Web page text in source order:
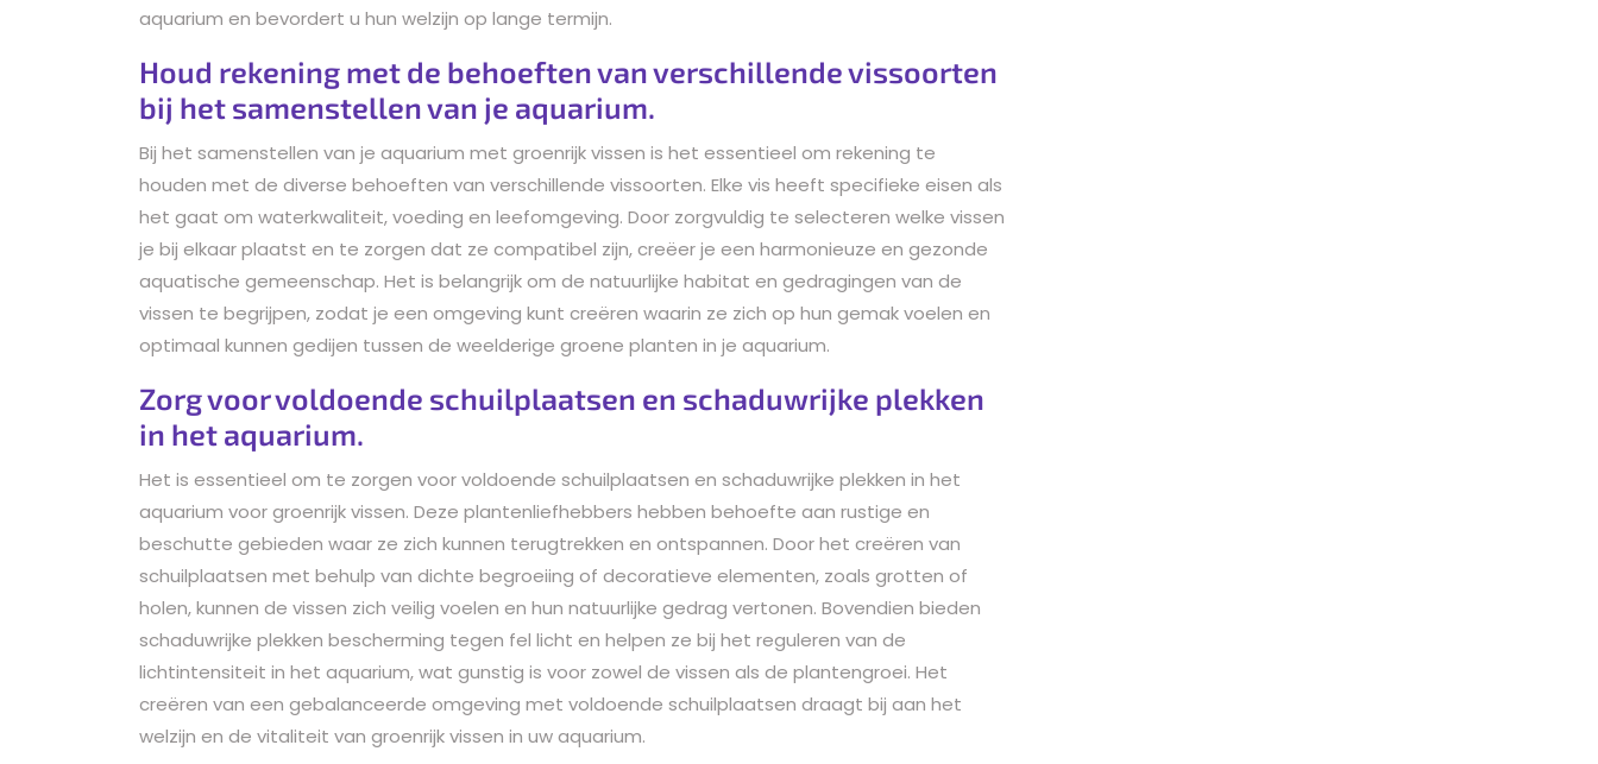
aquarium en bevordert u hun welzijn op lange termijn.
Houd rekening met de behoeften van verschillende vissoorten
bij het samenstellen van je aquarium.
Bij het samenstellen van je aquarium met groenrijk vissen is het essentieel om rekening te
houden met de diverse behoeften van verschillende vissoorten. Elke vis heeft specifieke eisen als
het gaat om waterkwaliteit, voeding en leefomgeving. Door zorgvuldig te selecteren welke vissen
je bij elkaar plaatst en te zorgen dat ze compatibel zijn, creëer je een harmonieuze en gezonde
aquatische gemeenschap. Het is belangrijk om de natuurlijke habitat en gedragingen van de
vissen te begrijpen, zodat je een omgeving kunt creëren waarin ze zich op hun gemak voelen en
optimaal kunnen gedijen tussen de weelderige groene planten in je aquarium.
Zorg voor voldoende schuilplaatsen en schaduwrijke plekken
in het aquarium.
Het is essentieel om te zorgen voor voldoende schuilplaatsen en schaduwrijke plekken in het
aquarium voor groenrijk vissen. Deze plantenliefhebbers hebben behoefte aan rustige en
beschutte gebieden waar ze zich kunnen terugtrekken en ontspannen. Door het creëren van
schuilplaatsen met behulp van dichte begroeiing of decoratieve elementen, zoals grotten of
holen, kunnen de vissen zich veilig voelen en hun natuurlijke gedrag vertonen. Bovendien bieden
schaduwrijke plekken bescherming tegen fel licht en helpen ze bij het reguleren van de
lichtintensiteit in het aquarium, wat gunstig is voor zowel de vissen als de plantengroei. Het
creëren van een gebalanceerde omgeving met voldoende schuilplaatsen draagt bij aan het
welzijn en de vitaliteit van groenrijk vissen in uw aquarium.